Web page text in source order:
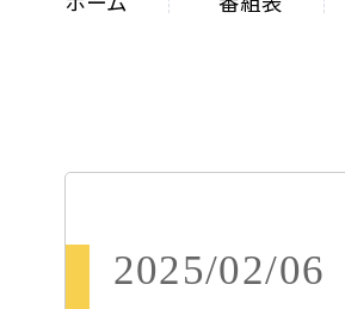
2025/02/06